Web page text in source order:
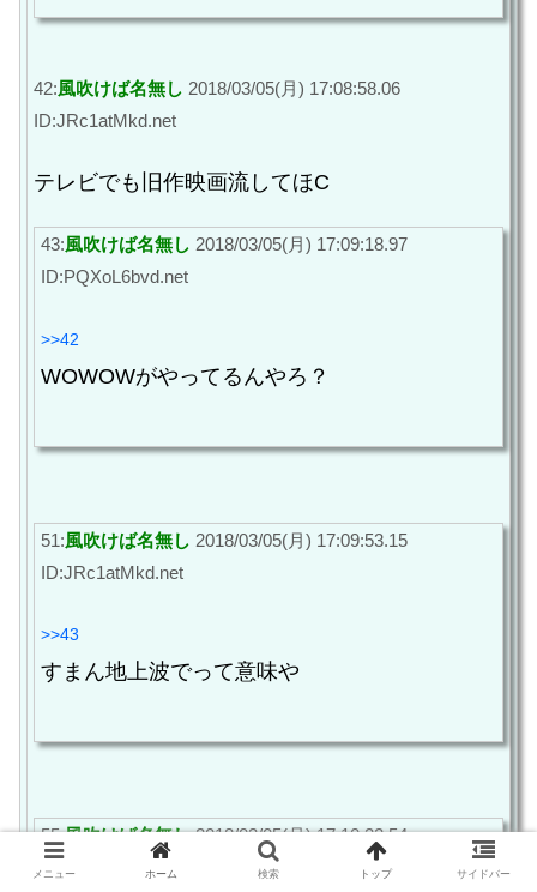
42:風吹けば名無し 2018/03/05(月) 17:08:58.06
ID:JRc1atMkd.net
テレビでも旧作映画流してほC
43:風吹けば名無し 2018/03/05(月) 17:09:18.97
ID:PQXoL6bvd.net
>>42
WOWOWがやってるんやろ？
51:風吹けば名無し 2018/03/05(月) 17:09:53.15
ID:JRc1atMkd.net
>>43
すまん地上波でって意味や
55:風吹けば名無し2018/03/05(月) 17:10:22.54
ID:PQXoL6bvd.net
メニュー ホーム 検索 トップ サイドバー